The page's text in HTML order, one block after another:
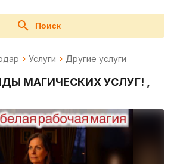
Поиск
Услуги Другие услуги
МАГИЧЕСКИХ УСЛУГ! ,